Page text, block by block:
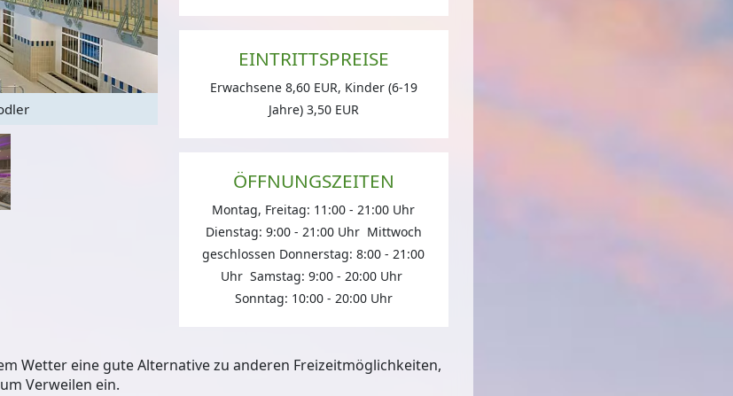
Dachterrasse
EINTRITTSPREISE
Erwachsene 8,60 EUR, Kinder (6-19
Jahre) 3,50 EUR
ÖFFNUNGSZEITEN
Montag, Freitag: 11:00 - 21:00 Uhr
Dienstag: 9:00 - 21:00 Uhr Mittwoch
geschlossen Donnerstag: 8:00 - 21:00
Uhr Samstag: 9:00 - 20:00 Uhr
Sonntag: 10:00 - 20:00 Uhr
Wetter eine gute Alternative zu anderen Freizeitmöglichkeiten,
Verweilen ein.